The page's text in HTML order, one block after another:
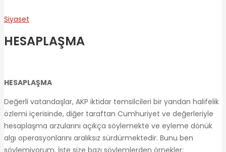
Siyaset
HESAPLAŞMA
HESAPLAŞMA
Değerli vatandaşlar, AKP iktidar temsilcileri bir yandan halifelik
özlemi içerisinde, diğer taraftan Cumhuriyet ve değerleriyle
hesaplaşma arzularını açıkça söylemekte ve eyleme dönük
algı operasyonlarını aralıksız sürdürmektedir. Bunu ben
söylemiyorum. İşte size bazı söylemlerden örnekler;